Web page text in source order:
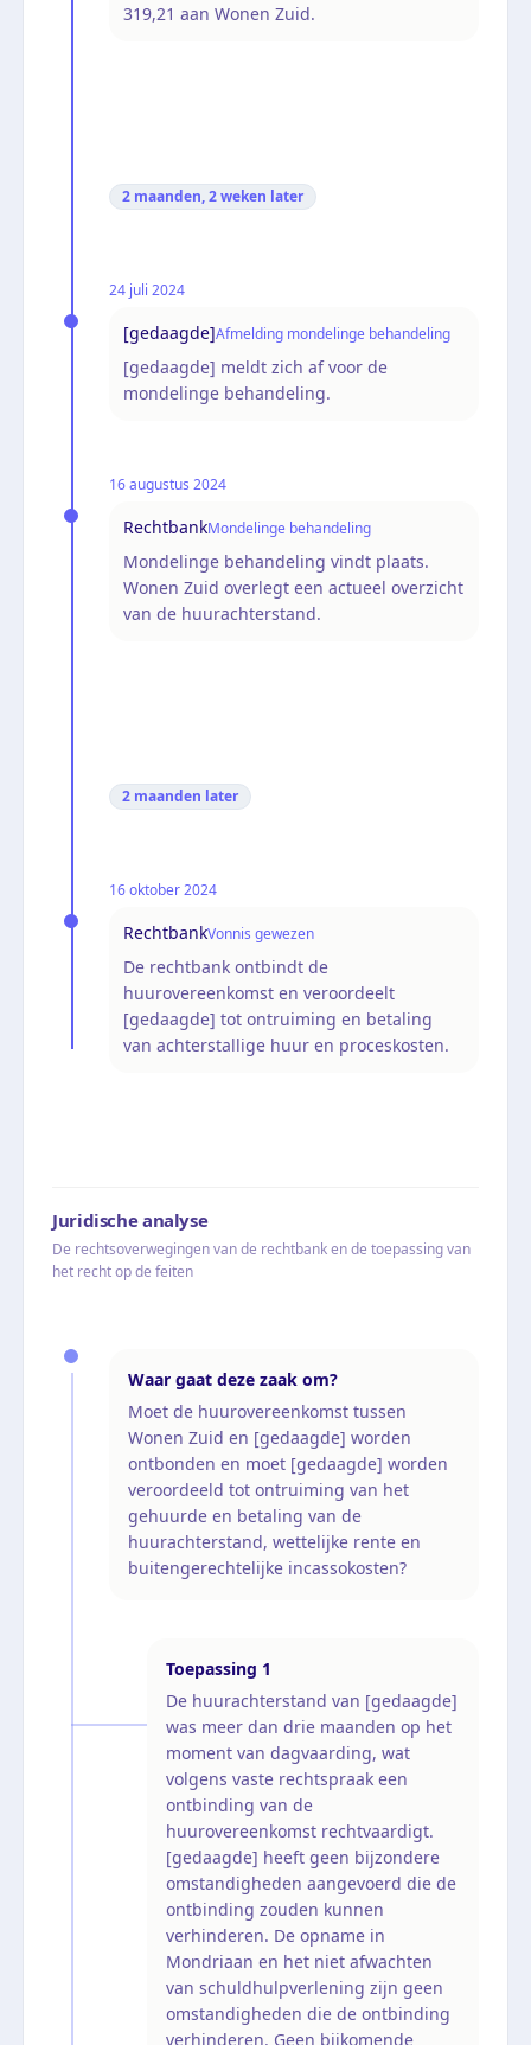
319,21 aan Wonen Zuid.
2 maanden, 2 weken later
24 juli 2024
[gedaagde]Afmelding mondelinge behandeling
[gedaagde] meldt zich af voor de
mondelinge behandeling.
16 augustus 2024
RechtbankMondelinge behandeling
Mondelinge behandeling vindt plaats.
Wonen Zuid overlegt een actueel overzicht
van de huurachterstand.
2 maanden later
16 oktober 2024
RechtbankVonnis gewezen
De rechtbank ontbindt de
huurovereenkomst en veroordeelt
[gedaagde] tot ontruiming en betaling
van achterstallige huur en proceskosten.
Juridische analyse
De rechtsoverwegingen van de rechtbank en de toepassing van
het recht op de feiten
Waar gaat deze zaak om?
Moet de huurovereenkomst tussen
Wonen Zuid en [gedaagde] worden
ontbonden en moet [gedaagde] worden
veroordeeld tot ontruiming van het
gehuurde en betaling van de
huurachterstand, wettelijke rente en
buitengerechtelijke incassokosten?
Toepassing 1
De huurachterstand van [gedaagde]
was meer dan drie maanden op het
moment van dagvaarding, wat
volgens vaste rechtspraak een
ontbinding van de
huurovereenkomst rechtvaardigt.
[gedaagde] heeft geen bijzondere
omstandigheden aangevoerd die de
ontbinding zouden kunnen
verhinderen. De opname in
Mondriaan en het niet afwachten
van schuldhulpverlening zijn geen
omstandigheden die de ontbinding
verhinderen. Geen bijkomende